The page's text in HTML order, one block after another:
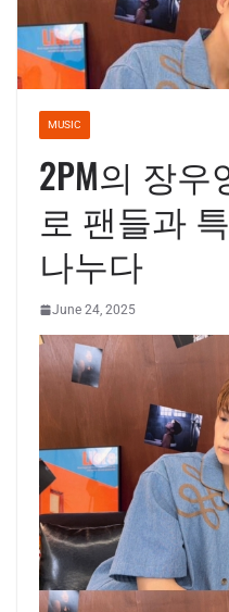
MUSIC
2PM의 장
로 팬들과
나누다
June 24, 2025